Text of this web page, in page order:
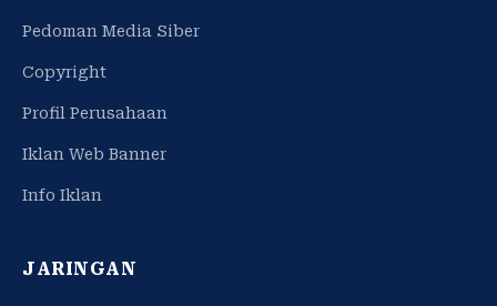
Pedoman Media Siber
Copyright
Profil Perusahaan
Iklan Web Banner
Info Iklan
JARINGAN